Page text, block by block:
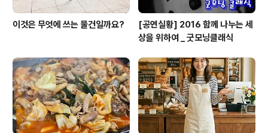
이것은 무엇에 쓰는 물건일까요?
[공연실황] 2016 함께 나누는 세
상을 위하여 _ 굿모닝클래식